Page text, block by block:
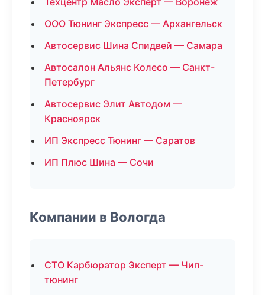
ООО Тюнинг Экспресс — Архангельск
Автосервис Шина Спидвей — Самара
Автосалон Альянс Колесо — Санкт-
Петербург
Автосервис Элит Автодом —
Красноярск
ИП Экспресс Тюнинг — Саратов
ИП Плюс Шина — Сочи
Компании в Вологда
СТО Карбюратор Эксперт — Чип-
тюнинг